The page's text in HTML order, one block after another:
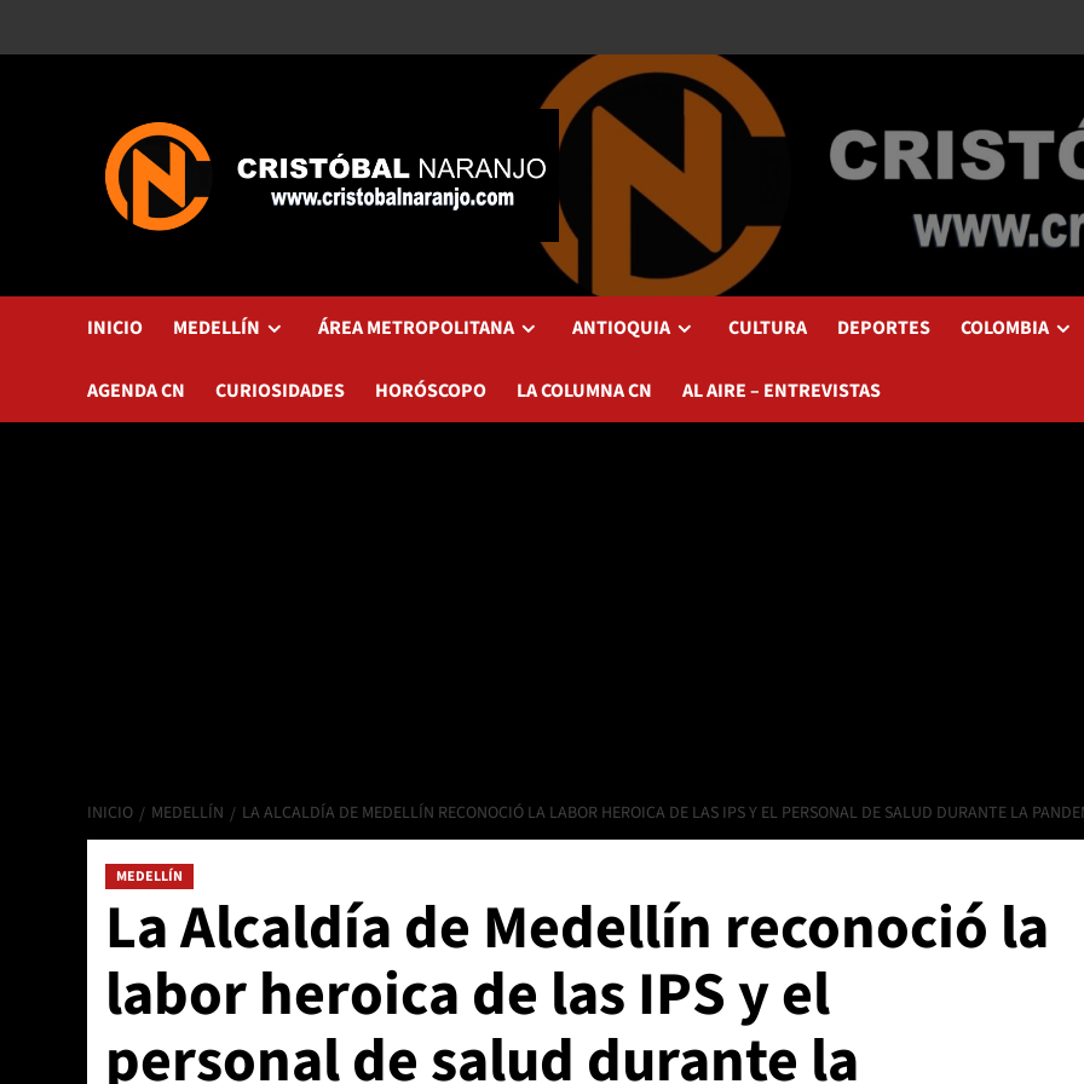
INICIO MEDELLÍN ÁREA METROPOLITANA ANTIOQUIA CULTURA DEPORTES COLOMBIA
AGENDA CN CURIOSIDADES HORÓSCOPO LA COLUMNA CN AL AIRE – ENTREVISTAS
INICIO MEDELLÍN LA ALCALDÍA DE MEDELLÍN RECONOCIÓ LA LABOR HEROICA DE LAS IPS Y EL PERSONAL DE SALUD DURANTE LA
MEDELLÍN
La Alcaldía de Medellín reconoció la
labor heroica de las IPS y el
personal de salud durante la